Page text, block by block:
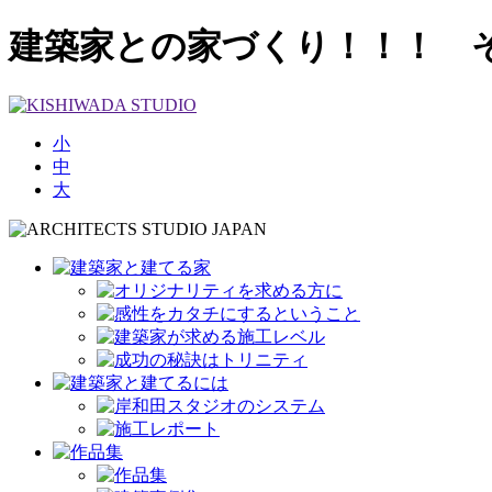
建築家との家づくり！！！
小
中
大